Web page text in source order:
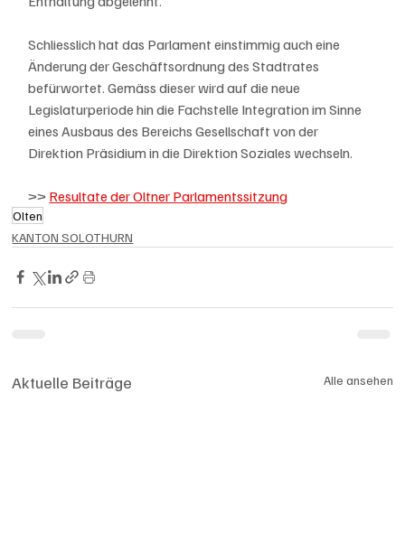
Schliesslich hat das Parlament einstimmig auch eine
Änderung der Geschäftsordnung des Stadtrates
befürwortet. Gemäss dieser wird auf die neue
Legislaturperiode hin die Fachstelle Integration im Sinne
eines Ausbaus des Bereichs Gesellschaft von der
Direktion Präsidium in die Direktion Soziales wechseln.
>> Resultate der Oltner Parlamentssitzung
Olten
KANTON SOLOTHURN
Aktuelle Beiträge Alle ansehen